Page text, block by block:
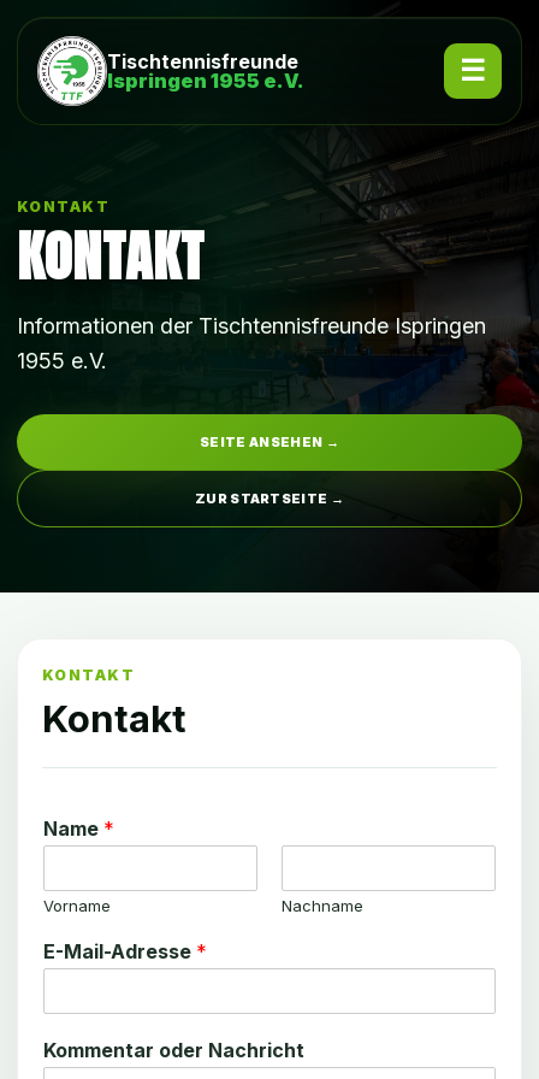
Tischtennisfreunde
Ispringen 1955 e.V.
KONTAKT
KONTAKT
Informationen der Tischtennisfreunde Ispringen
1955 e.V.
SEITE ANSEHEN →
ZUR STARTSEITE →
KONTAKT
Kontakt
Name *
Vorname Nachname
E-Mail-Adresse *
E
-Kommentar oder Nachricht